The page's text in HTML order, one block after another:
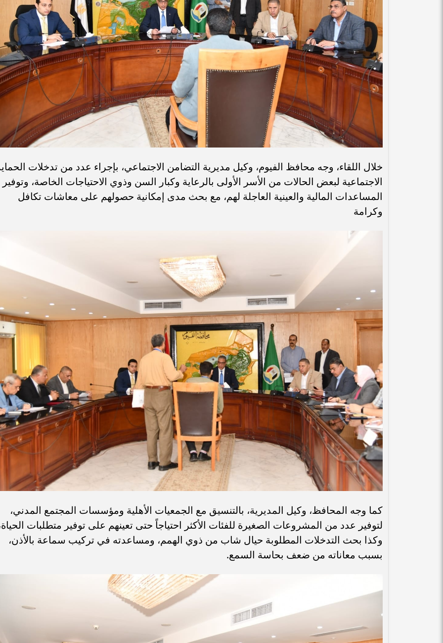
خلال اللقاء، وجه محافظ الفيوم، وكيل مديرية التضامن الاجتماعي، بإجراء عدد من تدخلات
الاجتماعية لبعض الحالات من الأسر الأولى بالرعاية وكبار السن وذوي الاحتياجات الخاصة، وتوفير
المساعدات المالية والعينية العاجلة لهم، مع بحث مدى إمكانية حصولهم على معاشات تكافل
وكرامة
كما وجه المحافظ، وكيل المديرية، بالتنسيق مع الجمعيات الأهلية ومؤسسات المجتمع المدني،
لتوفير عدد من المشروعات الصغيرة للفئات الأكثر احتياجاً حتى تعينهم على توفير متطلبات
وكذا بحث التدخلات المطلوبة حيال شاب من ذوي الهمم، ومساعدته في تركيب سماعة بالأذن،
بسبب معاناته من ضعف بحاسة السمع.